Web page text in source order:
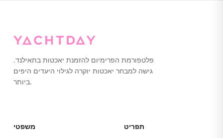
פלטפורמת הפרימיום להזמנת יאכטות בתאילנד.
גישה למבחר יאכטות יוקרה לגילוי היעדים היפים
ביותר.
משפטי תפריט